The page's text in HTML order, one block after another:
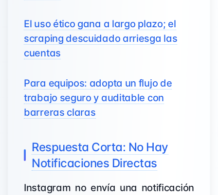
El uso ético gana a largo plazo; el
scraping descuidado arriesga las
cuentas
Para equipos: adopta un flujo de
trabajo seguro y auditable con
barreras claras
Respuesta Corta: No Hay
Notificaciones Directas
Instagram no envía una notificación